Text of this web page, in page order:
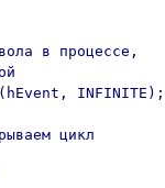
в процессе,
INFINITE);
цикл